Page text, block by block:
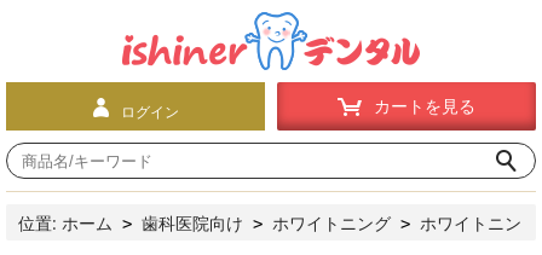
ログイン カートを見る
位置: ホーム > 歯科医院向け > ホワイトニング > ホワイトニン